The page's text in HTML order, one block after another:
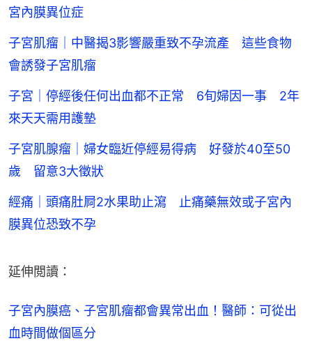
宮內膜異位症
子宮肌瘤｜中醫揭3影響嚴重致不孕流產 這些食物
會誘發子宮肌瘤
子宮｜停經後任何出血都不正常 6旬婦因一事 2年
來天天需用護墊
子宮肌腺瘤｜婦女臨近停經易得病 好發於40至50
歲 留意3大徵狀
經痛｜頭痛肚屙2水果助止瀉 止痛藥無效或子宮內
膜異位恐致不孕
延伸閲讀：
子宮內膜癌、子宮肌瘤都會異常出血！醫師：可從出
血時間做個區分